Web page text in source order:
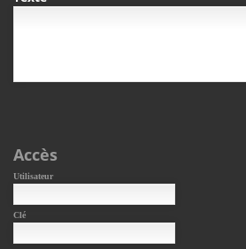
Accès
Utilisateur
Clé